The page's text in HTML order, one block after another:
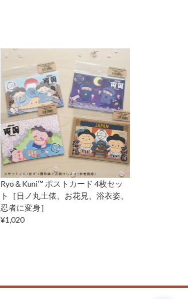
Ryo＆Kuni™ ポストカード 4枚セッ
ト［日ノ丸土俵、お花見、浴衣姿、
忍者に変身］
¥1,020